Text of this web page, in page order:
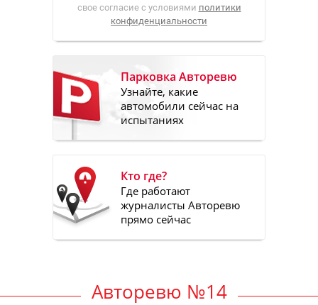
свое согласие с условиями политики
конфиденциальности
Парковка Авторевю
Узнайте, какие
автомобили сейчас на
испытаниях
Кто где?
Где работают
журналисты Авторевю
прямо сейчас
Авторевю №14